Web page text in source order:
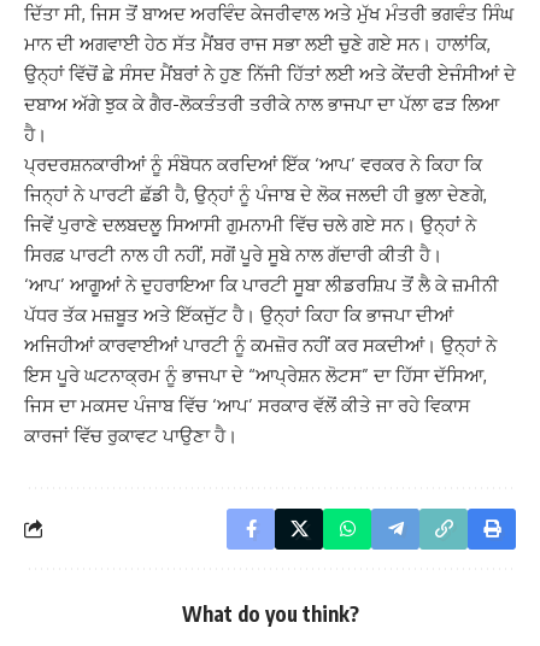
ਦਿੱਤਾ ਸੀ, ਜਿਸ ਤੋਂ ਬਾਅਦ ਅਰਵਿੰਦ ਕੇਜਰੀਵਾਲ ਅਤੇ ਮੁੱਖ ਮੰਤਰੀ ਭਗਵੰਤ ਸਿੰਘ
ਮਾਨ ਦੀ ਅਗਵਾਈ ਹੇਠ ਸੱਤ ਮੈਂਬਰ ਰਾਜ ਸਭਾ ਲਈ ਚੁਣੇ ਗਏ ਸਨ। ਹਾਲਾਂਕਿ,
ਉਨ੍ਹਾਂ ਵਿੱਚੋਂ ਛੇ ਸੰਸਦ ਮੈਂਬਰਾਂ ਨੇ ਹੁਣ ਨਿੱਜੀ ਹਿੱਤਾਂ ਲਈ ਅਤੇ ਕੇਂਦਰੀ ਏਜੰਸੀਆਂ ਦੇ
ਦਬਾਅ ਅੱਗੇ ਝੁਕ ਕੇ ਗੈਰ-ਲੋਕਤੰਤਰੀ ਤਰੀਕੇ ਨਾਲ ਭਾਜਪਾ ਦਾ ਪੱਲਾ ਫੜ ਲਿਆ
ਹੈ।
ਪ੍ਰਦਰਸ਼ਨਕਾਰੀਆਂ ਨੂੰ ਸੰਬੋਧਨ ਕਰਦਿਆਂ ਇੱਕ ‘ਆਪ’ ਵਰਕਰ ਨੇ ਕਿਹਾ ਕਿ
ਜਿਨ੍ਹਾਂ ਨੇ ਪਾਰਟੀ ਛੱਡੀ ਹੈ, ਉਨ੍ਹਾਂ ਨੂੰ ਪੰਜਾਬ ਦੇ ਲੋਕ ਜਲਦੀ ਹੀ ਭੁਲਾ ਦੇਣਗੇ,
ਜਿਵੇਂ ਪੁਰਾਣੇ ਦਲਬਦਲੂ ਸਿਆਸੀ ਗੁਮਨਾਮੀ ਵਿੱਚ ਚਲੇ ਗਏ ਸਨ। ਉਨ੍ਹਾਂ ਨੇ
ਸਿਰਫ਼ ਪਾਰਟੀ ਨਾਲ ਹੀ ਨਹੀਂ, ਸਗੋਂ ਪੂਰੇ ਸੂਬੇ ਨਾਲ ਗੱਦਾਰੀ ਕੀਤੀ ਹੈ।
‘ਆਪ’ ਆਗੂਆਂ ਨੇ ਦੁਹਰਾਇਆ ਕਿ ਪਾਰਟੀ ਸੂਬਾ ਲੀਡਰਸ਼ਿਪ ਤੋਂ ਲੈ ਕੇ ਜ਼ਮੀਨੀ
ਪੱਧਰ ਤੱਕ ਮਜ਼ਬੂਤ ਅਤੇ ਇੱਕਜੁੱਟ ਹੈ। ਉਨ੍ਹਾਂ ਕਿਹਾ ਕਿ ਭਾਜਪਾ ਦੀਆਂ
ਅਜਿਹੀਆਂ ਕਾਰਵਾਈਆਂ ਪਾਰਟੀ ਨੂੰ ਕਮਜ਼ੋਰ ਨਹੀਂ ਕਰ ਸਕਦੀਆਂ। ਉਨ੍ਹਾਂ ਨੇ
ਇਸ ਪੂਰੇ ਘਟਨਾਕ੍ਰਮ ਨੂੰ ਭਾਜਪਾ ਦੇ “ਆਪ੍ਰੇਸ਼ਨ ਲੋਟਸ” ਦਾ ਹਿੱਸਾ ਦੱਸਿਆ,
ਜਿਸ ਦਾ ਮਕਸਦ ਪੰਜਾਬ ਵਿੱਚ ‘ਆਪ’ ਸਰਕਾਰ ਵੱਲੋਂ ਕੀਤੇ ਜਾ ਰਹੇ ਵਿਕਾਸ
ਕਾਰਜਾਂ ਵਿੱਚ ਰੁਕਾਵਟ ਪਾਉਣਾ ਹੈ।
What do you think?